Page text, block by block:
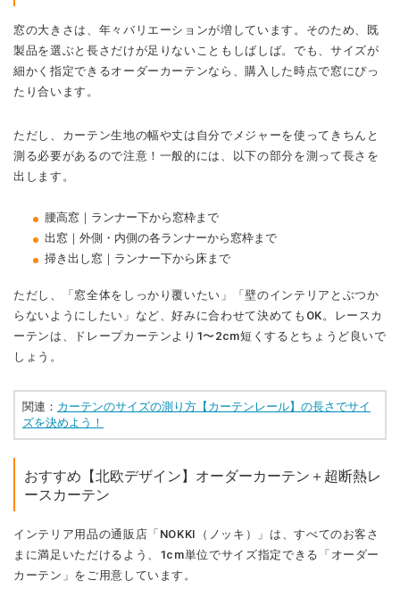
窓の大きさは、年々バリエーションが増しています。そのため、既
製品を選ぶと長さだけが足りないこともしばしば。でも、サイズが
細かく指定できるオーダーカーテンなら、購入した時点で窓にぴっ
たり合います。
ただし、カーテン生地の幅や丈は自分でメジャーを使ってきちんと
測る必要があるので注意！一般的には、以下の部分を測って長さを
出します。
腰高窓｜ランナー下から窓枠まで
出窓｜外側・内側の各ランナーから窓枠まで
掃き出し窓｜ランナー下から床まで
ただし、「窓全体をしっかり覆いたい」「壁のインテリアとぶつか
らないようにしたい」など、好みに合わせて決めてもOK。レースカ
ーテンは、ドレープカーテンより1〜2cm短くするとちょうど良いで
しょう。
関連： カーテンのサイズの測り方【カーテンレール】の長さでサイ
ズを決めよう！
おすすめ【北欧デザイン】オーダーカーテン＋超断熱レ
ースカーテン
インテリア用品の通販店「NOKKI（ノッキ）」は、すべてのお客さ
まに満足いただけるよう、1cm単位でサイズ指定できる「オーダー
カーテン」をご用意しています。